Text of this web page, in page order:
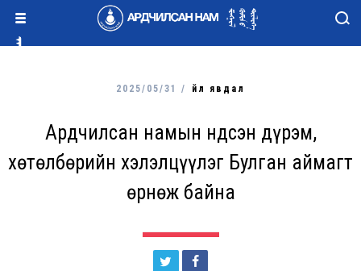
2025/05/31 / Үйл явдал
Ардчилсан намын Үндсэн дүрэм,
хөтөлбөрийн хэлэлцүүлэг Булган аймагт
өрнөж байна